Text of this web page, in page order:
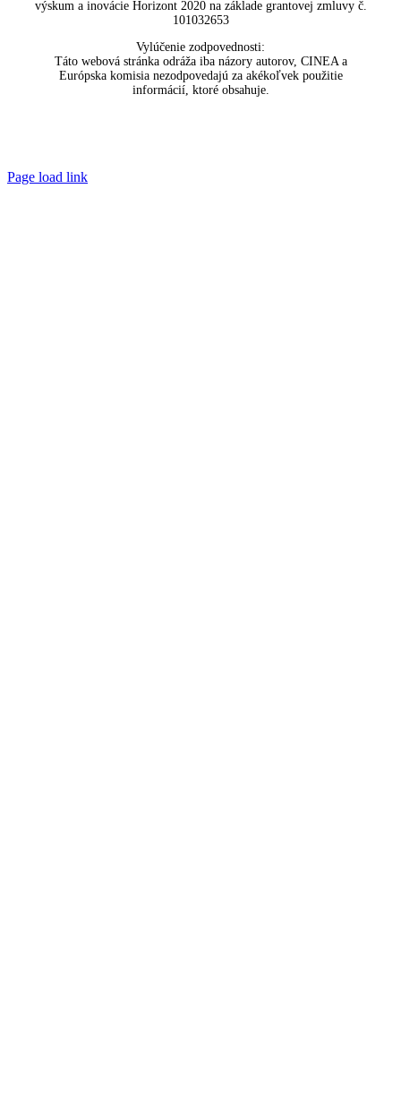
výskum a inovácie Horizont 2020 na základe grantovej zmluvy č.
101032653
Vylúčenie zodpovednosti:
Táto webová stránka odráža iba názory autorov, CINEA a
Európska komisia nezodpovedajú za akékoľvek použitie
informácií, ktoré obsahuje.
Page load link